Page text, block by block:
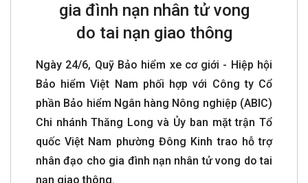
gia đình nạn nhân tử vong
do tai nạn giao thông
Ngày 24/6, Quỹ Bảo hiểm xe cơ giới - Hiệp hội
Bảo hiểm Việt Nam phối hợp với Công ty Cổ
phần Bảo hiểm Ngân hàng Nông nghiệp (ABIC)
Chi nhánh Thăng Long và Ủy ban mặt trận Tổ
quốc Việt Nam phường Đông Kinh trao hỗ trợ
nhân đạo cho gia đình nạn nhân tử vong do tai
nạn giao thông.